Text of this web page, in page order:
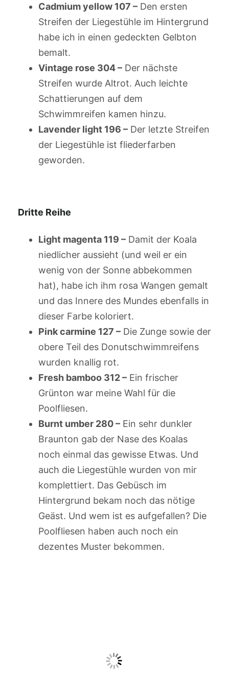
Cadmium yellow 107 –Den ersten
Streifen der Liegestühle im Hintergrund
habe ich in einen gedeckten Gelbton
bemalt.
Vintage rose 304 –Der nächste
Streifen wurde Altrot. Auch leichte
Schattierungen auf dem
Schwimmreifen kamen hinzu.
Lavender light 196 –Der letzte Streifen
der Liegestühle ist fliederfarben
geworden.
Dritte Reihe
Light magenta 119 –Damit der Koala
niedlicher aussieht (und weil er ein
wenig von der Sonne abbekommen
hat), habe ich ihm rosa Wangen gemalt
und das Innere des Mundes ebenfalls in
dieser Farbe koloriert.
Pink carmine 127 –Die Zunge sowie der
obere Teil des Donutschwimmreifens
wurden knallig rot.
Fresh bamboo 312 –Ein frischer
Grünton war meine Wahl für die
Poolfliesen.
Burnt umber 280 –Ein sehr dunkler
Braunton gab der Nase des Koalas
noch einmal das gewisse Etwas. Und
auch die Liegestühle wurden von mir
komplettiert. Das Gebüsch im
Hintergrund bekam noch das nötige
Geäst. Und wem ist es aufgefallen? Die
Poolfliesen haben auch noch ein
dezentes Muster bekommen.